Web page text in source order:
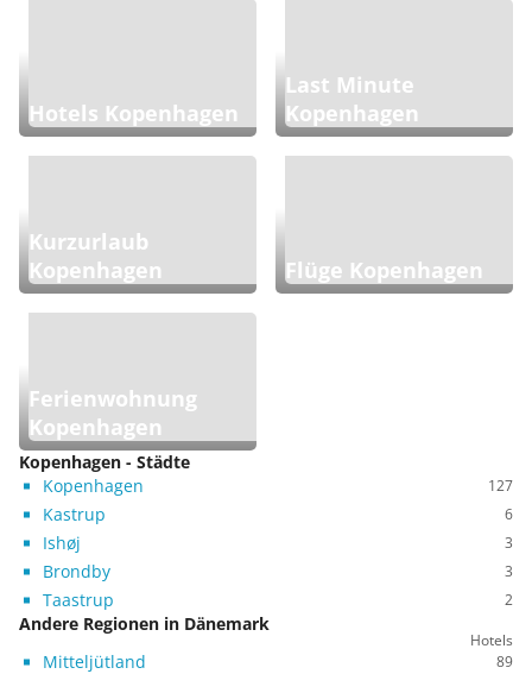
Hotels Kopenhagen
Last Minute
Kopenhagen
Kurzurlaub
Kopenhagen
Flüge Kopenhagen
Ferienwohnung
Kopenhagen
Kopenhagen - Städte
Kopenhagen
127
Kastrup 6
Ishøj 3
Brondby 3
Taastrup 2
Andere Regionen in Dänemark
Hotels
Mitteljütland 89